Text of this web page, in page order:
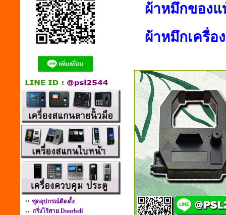
ชุดอุปกรณ์ติดตั้ง
กริ่งไร้สาย Doorbell
ผ้าหมึกของ
ผ้าหมึกเครื่อ